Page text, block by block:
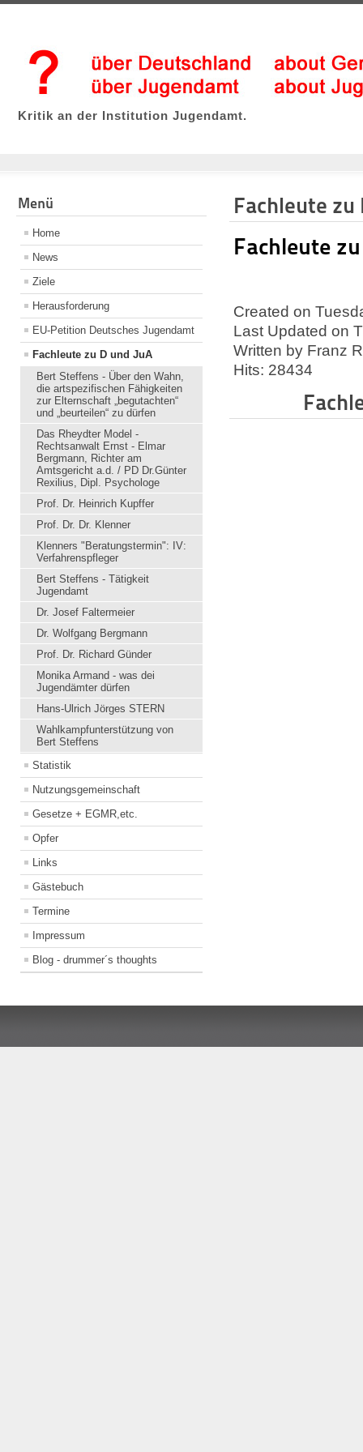
Kritik an der Institution Jugendamt.
Menü
Home
News
Ziele
Herausforderung
EU-Petition Deutsches Jugendamt
Fachleute zu D und JuA
Bert Steffens - Über den Wahn,
die artspezifischen Fähigkeiten
zur Elternschaft „begutachten“
und „beurteilen“ zu dürfen
Das Rheydter Model -
Rechtsanwalt Ernst - Elmar
Bergmann, Richter am
Amtsgericht a.d. / PD Dr.Günter
Rexilius, Dipl. Psychologe
Prof. Dr. Heinrich Kupffer
Prof. Dr. Dr. Klenner
Klenners "Beratungstermin": IV:
Verfahrenspfleger
Bert Steffens - Tätigkeit
Jugendamt
Dr. Josef Faltermeier
Dr. Wolfgang Bergmann
Prof. Dr. Richard Günder
Monika Armand - was dei
Jugendämter dürfen
Hans-Ulrich Jörges STERN
Wahlkampfunterstützung von
Bert Steffens
Statistik
Nutzungsgemeinschaft
Gesetze + EGMR,etc.
Opfer
Links
Gästebuch
Termine
Impressum
Blog - drummer´s thoughts
Fachleute zu
Fachleute
Created on
Last Updated on
Written by Franz
Hits: 28434